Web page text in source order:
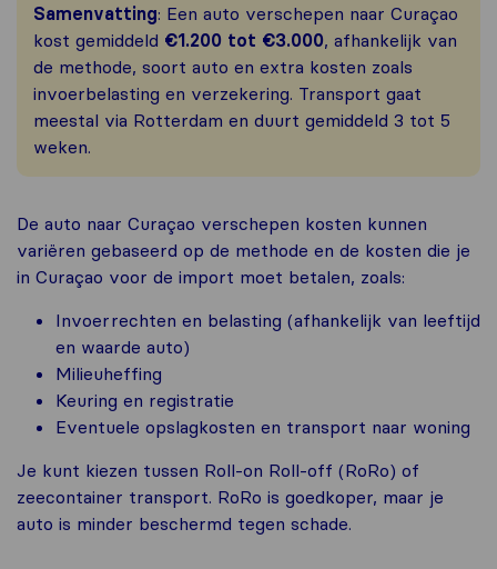
Samenvatting: Een auto verschepen naar Curaçao
kost gemiddeld €1.200 tot €3.000, afhankelijk van
de methode, soort auto en extra kosten zoals
invoerbelasting en verzekering. Transport gaat
meestal via Rotterdam en duurt gemiddeld 3 tot 5
weken.
De auto naar Curaçao verschepen kosten kunnen
variëren gebaseerd op de methode en de kosten die je
in Curaçao voor de import moet betalen, zoals:
Invoerrechten en belasting (afhankelijk van leeftijd
en waarde auto)
Milieuheffing
Keuring en registratie
Eventuele opslagkosten en transport naar woning
Je kunt kiezen tussen Roll-on Roll-off (RoRo) of
zeecontainer transport. RoRo is goedkoper, maar je
auto is minder beschermd tegen schade.